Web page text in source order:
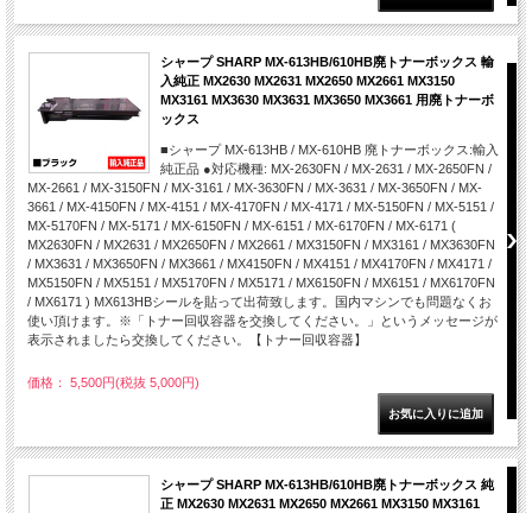
シャープ SHARP MX-613HB/610HB廃トナーボックス 輸
入純正 MX2630 MX2631 MX2650 MX2661 MX3150
MX3161 MX3630 MX3631 MX3650 MX3661 用廃トナーボ
ックス
■シャープ MX-613HB / MX-610HB 廃トナーボックス:輸入
純正品 ●対応機種: MX-2630FN / MX-2631 / MX-2650FN /
MX-2661 / MX-3150FN / MX-3161 / MX-3630FN / MX-3631 / MX-3650FN / MX-
3661 / MX-4150FN / MX-4151 / MX-4170FN / MX-4171 / MX-5150FN / MX-5151 /
MX-5170FN / MX-5171 / MX-6150FN / MX-6151 / MX-6170FN / MX-6171 (
MX2630FN / MX2631 / MX2650FN / MX2661 / MX3150FN / MX3161 / MX3630FN
/ MX3631 / MX3650FN / MX3661 / MX4150FN / MX4151 / MX4170FN / MX4171 /
MX5150FN / MX5151 / MX5170FN / MX5171 / MX6150FN / MX6151 / MX6170FN
/ MX6171 ) MX613HBシールを貼って出荷致します。国内マシンでも問題なくお
使い頂けます。※「トナー回収容器を交換してください。」というメッセージが
表示されましたら交換してください。【トナー回収容器】
価格： 5,500円(税抜 5,000円)
シャープ SHARP MX-613HB/610HB廃トナーボックス 純
正 MX2630 MX2631 MX2650 MX2661 MX3150 MX3161